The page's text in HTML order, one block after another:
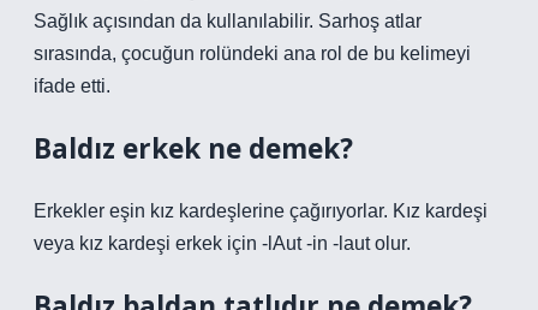
Sağlık açısından da kullanılabilir. Sarhoş atlar
sırasında, çocuğun rolündeki ana rol de bu kelimeyi
ifade etti.
Baldız erkek ne demek?
Erkekler eşin kız kardeşlerine çağırıyorlar. Kız kardeşi
veya kız kardeşi erkek için -lAut -in -laut olur.